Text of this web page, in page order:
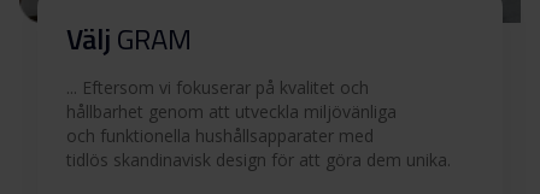
VäljGRAM
... Eftersom vi fokuserar på kvalitet och
hållbarhet genom att utveckla miljövänliga
och funktionella hushållsapparater med
tidlös skandinavisk design för att göra dem unika.